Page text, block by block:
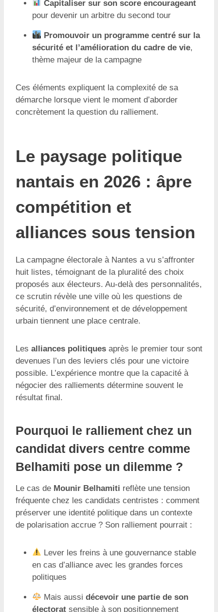
Capitaliser sur son score encourageant
pour devenir un arbitre du second tour
Promouvoir un programme centré sur la
sécurité et l’amélioration du cadre de vie,
thème majeur de la campagne
Ces éléments expliquent la complexité de sa
démarche lorsque vient le moment d’aborder
concrètement la question du ralliement.
Le paysage politique
nantais en 2026 : âpre
compétition et
alliances sous tension
La campagne électorale à Nantes a vu s’affronter
huit listes, témoignant de la pluralité des choix
proposés aux électeurs. Au-delà des personnalités,
ce scrutin révèle une ville où les questions de
sécurité, d’environnement et de développement
urbain tiennent une place centrale.
Les alliances politiques après le premier tour sont
devenues l’un des leviers clés pour une victoire
possible. L’expérience montre que la capacité à
négocier des ralliements détermine souvent le
résultat final.
Pourquoi le ralliement chez un
candidat divers centre comme
Belhamiti pose un dilemme ?
Le cas de Mounir Belhamiti reflète une tension
fréquente chez les candidats centristes : comment
préserver une identité politique dans un contexte
de polarisation accrue ? Son ralliement pourrait :
Lever les freins à une gouvernance stable
en cas d’alliance avec les grandes forces
politiques
Mais aussidécevoir une partie de son
électorat sensible à son positionnement